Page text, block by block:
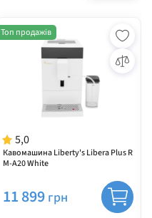
5,0
Кавомашина Liberty's Libera Plus R
M-A20 White
Топ продажів
11 899 грн